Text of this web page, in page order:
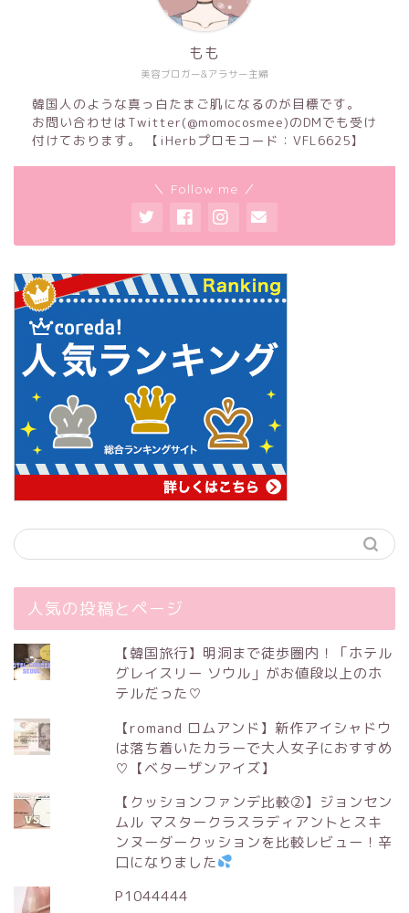
美容ブロガー&アラサー主婦
もも
韓国人のような真っ白たまご肌になるのが目標です。
お問い合わせはTwitter(@momocosmee)のDMでも受け
付けております。 【iHerbプロモコード：VFL6625】
＼ Follow me ／
人気の投稿とページ
【韓国旅行】明洞まで徒歩圏内！「ホテル
グレイスリー ソウル」がお値段以上のホ
テルだった♡
【romand ロムアンド】新作アイシャドウ
は落ち着いたカラーで大人女子におすすめ
♡【ベターザンアイズ】
【クッションファンデ比較②】ジョンセン
ムル マスタークラスラディアントとスキ
ンヌーダークッションを比較レビュー！辛
口になりました
P1044444